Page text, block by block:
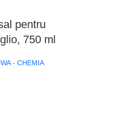
pentru
750 ml
- CHEMIA